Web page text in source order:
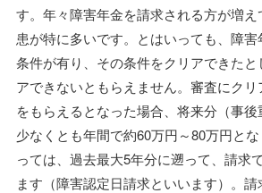
す。年々障害年金を請求される方が増
患が特に多いです。とはいっても、障
条件が有り、その条件をクリアできたと
アできないともらえません。審査にク
をもらえるとなった場合、将来分（事
少なくとも年間で約60万円～80万円と
っては、過去最大5年分に遡って、請求
ます（障害認定日請求といいます）。請